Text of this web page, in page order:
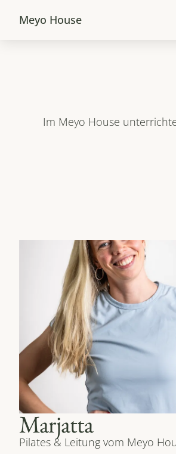
Meyo House
Im Meyo House
Marjatta
Pilates & Leitung vom Meyo